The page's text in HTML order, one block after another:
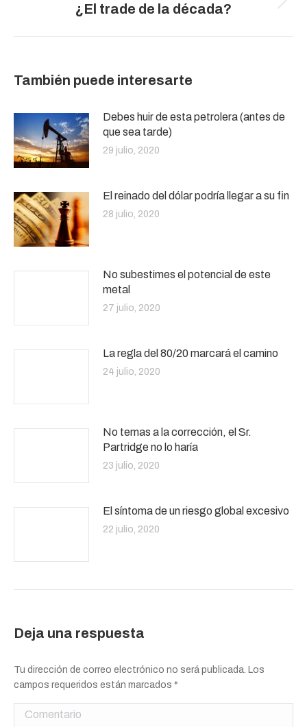
Publicación
¿El trade de la década?
También puede interesarte
Debes huir de esta petrolera (antes de
que sea tarde)
29 julio, 2020
El reinado del dólar podría llegar a su fin
28 julio, 2020
No subestimes el potencial de este
metal
27 julio, 2020
La regla del 80/20 marcará el camino
24 julio, 2020
No temas a la corrección, el Sr.
Partridge no lo haría
23 julio, 2020
El síntoma de un riesgo global excesivo
22 julio, 2020
Deja una respuesta
Tu dirección de correo electrónico no será publicada. Los
campos requeridos están marcados *
Comentario